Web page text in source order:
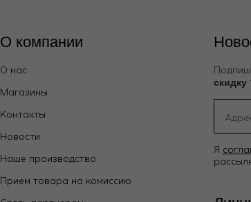
О компании
О нас
Магазины
Контакты
Новости
Наше производство
Прием товара на комиссию
скидку
Я